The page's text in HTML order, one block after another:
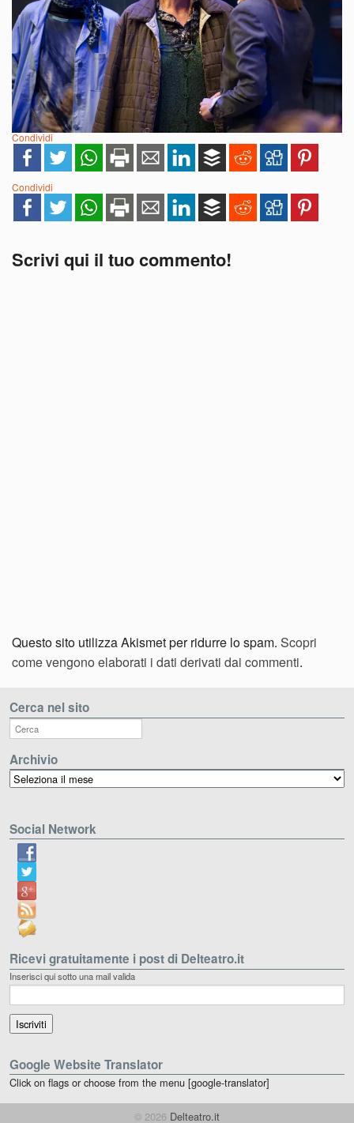
Condividi
Condividi
Scrivi qui il tuo commento!
Questo sito utilizza Akismet per ridurre lo spam. Scopri
come vengono elaborati i dati derivati dai commenti.
Cerca nel sito
Archivio
Archivio
Social Network
Ricevi gratuitamente i post di Delteatro.it
Inserisci qui sotto una mail valida
Google Website Translator
Click on flags or choose from the menu [google-translator]
© 2026 Delteatro.it